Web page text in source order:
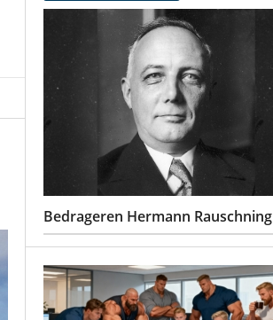
Bedrageren Hermann Rauschning